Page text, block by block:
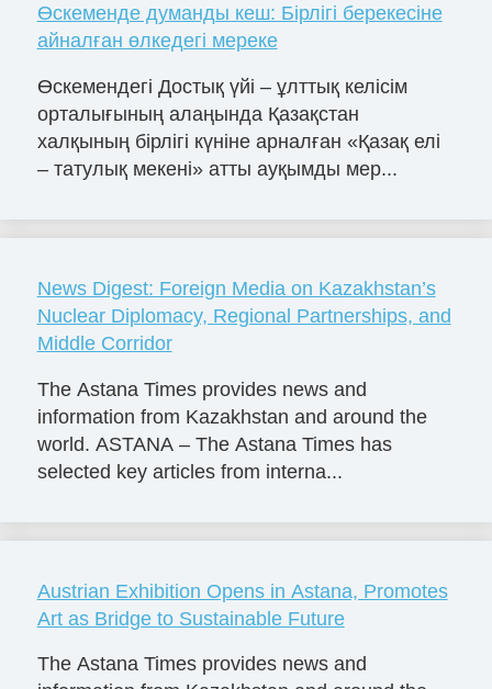
Өскеменде думанды кеш: Бірлігі берекесіне
айналған өлкедегі мереке
Өскемендегі Достық үйі – ұлттық келісім
орталығының алаңында Қазақстан
халқының бірлігі күніне арналған «Қазақ елі
– татулық мекені» атты ауқымды мер...
News Digest: Foreign Media on Kazakhstan’s
Nuclear Diplomacy, Regional Partnerships, and
Middle Corridor
The Astana Times provides news and
information from Kazakhstan and around the
world. ASTANA – The Astana Times has
selected key articles from interna...
Austrian Exhibition Opens in Astana, Promotes
Art as Bridge to Sustainable Future
The Astana Times provides news and